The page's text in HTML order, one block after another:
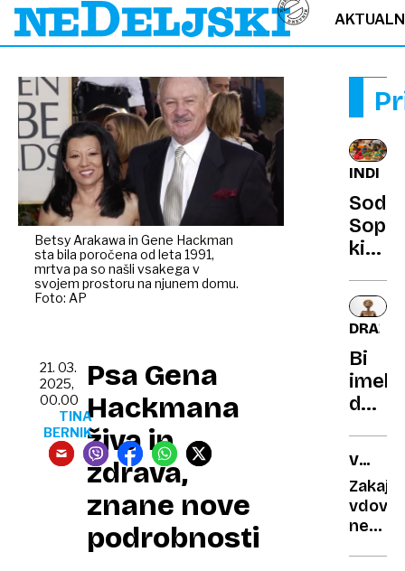
Betsy Arakawa in Gene Hackman
sta bila poročena od leta 1991,
mrtva pa so našli vsakega v
svojem prostoru na njunem domu.
Foto: AP
Psa Gena
Hackmana
živa in
zdrava,
znane nove
podrobnosti
21. 03.
2025,
00.00
TINA
BERNIK
INDIJA
ki
je
mož
za
kruto,
lahko
Bi
imeli
doma
NEDA
Zakaj
vdovci
ne